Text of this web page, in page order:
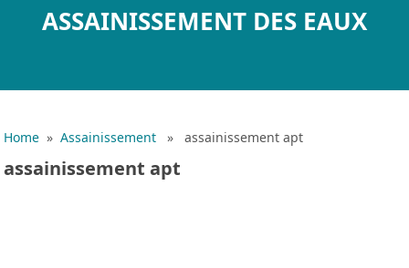
ASSAINISSEMENT DES EAUX
Home »Assainissement » assainissement apt
assainissement apt